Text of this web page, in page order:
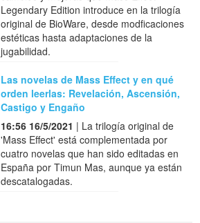
Legendary Edition introduce en la trilogía
original de BioWare, desde modficaciones
estéticas hasta adaptaciones de la
jugabilidad.
Las novelas de Mass Effect y en qué
orden leerlas: Revelación, Ascensión,
Castigo y Engaño
16:56 16/5/2021 | La trilogía original de
'Mass Effect' está complementada por
cuatro novelas que han sido editadas en
España por Timun Mas, aunque ya están
descatalogadas.